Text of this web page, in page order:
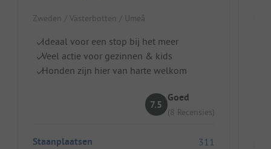
Zweden / Västerbotten / Umeå
Ideaal voor een stop bij het meer
Veel actie voor gezinnen & kids
Honden zijn hier van harte welkom
7.5
Goed
(8 Recensies)
Staanplaatsen 311